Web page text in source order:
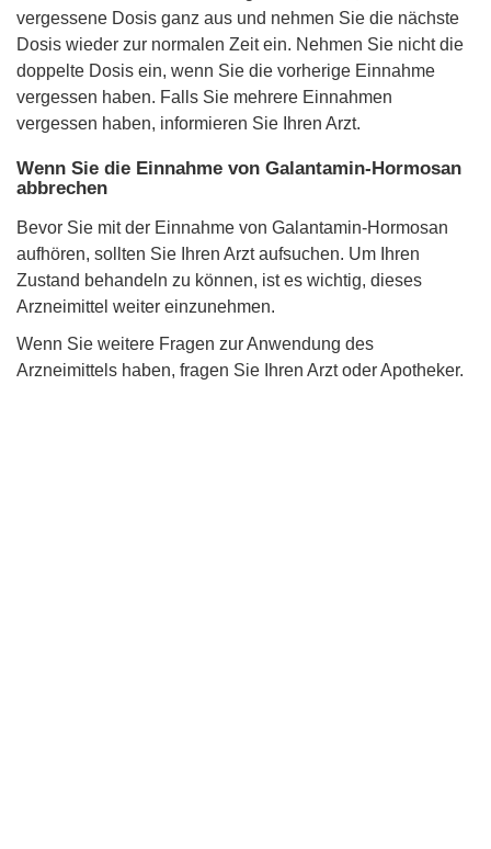
vergessene Dosis ganz aus und nehmen Sie die nächste
Dosis wieder zur normalen Zeit ein. Nehmen Sie nicht die
doppelte Dosis ein, wenn Sie die vorherige Einnahme
vergessen haben. Falls Sie mehrere Einnahmen
vergessen haben, informieren Sie Ihren Arzt.
Wenn Sie die Einnahme von Galantamin-Hormosan
abbrechen
Bevor Sie mit der Einnahme von Galantamin-Hormosan
aufhören, sollten Sie Ihren Arzt aufsuchen. Um Ihren
Zustand behandeln zu können, ist es wichtig, dieses
Arzneimittel weiter einzunehmen.
Wenn Sie weitere Fragen zur Anwendung des
Arzneimittels haben, fragen Sie Ihren Arzt oder Apotheker.